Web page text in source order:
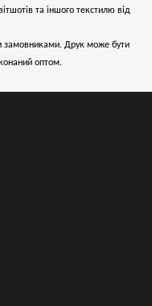
та іншого текстилю від
замовниками. Друк може бути
оптом.